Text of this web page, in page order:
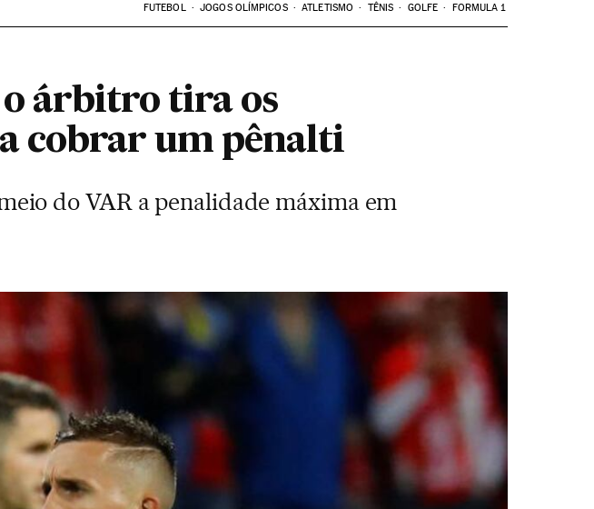
FUTEBOL JOGOS OLÍMPICOS ATLETISMO TÊNIS GOLFE FORMULA 1
árbitro tira os
cobrar um pênalti
do VAR a penalidade máxima em